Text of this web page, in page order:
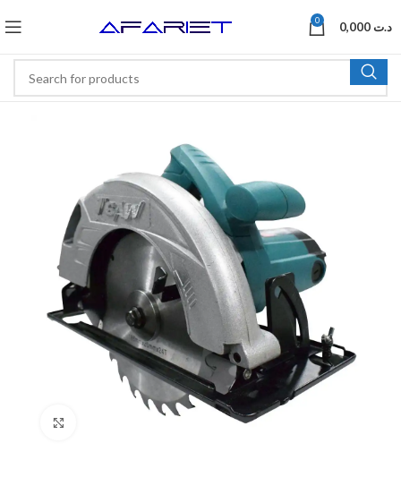
0 د.ت